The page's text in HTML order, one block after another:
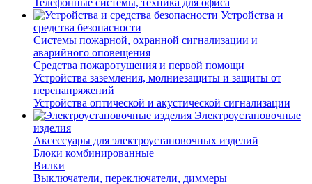
Устройства и
средства безопасности
Системы пожарной, охранной сигнализации и
аварийного оповещения
Средства пожаротушения и первой помощи
Устройства заземления, молниезащиты и защиты от
перенапряжений
Устройства оптической и акустической сигнализации
Электроустановочные
изделия
Аксессуары для электроустановочных изделий
Блоки комбинированные
Вилки
Выключатели, переключатели, диммеры